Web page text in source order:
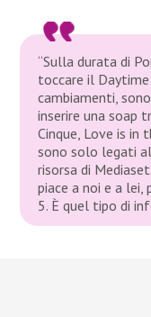
“Sulla durata di
toccare il Daytime
cambiamenti,
inserire una soap
Cinque, Love is in
sono solo legati
risorsa di
piace a noi e a lei,
5. È quel tipo di